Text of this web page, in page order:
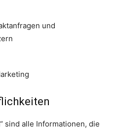
und
sind alle Informationen, die